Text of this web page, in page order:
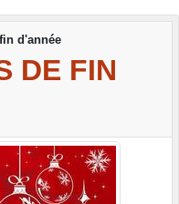
d'année
DE FIN